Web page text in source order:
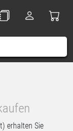
erhalten Sie